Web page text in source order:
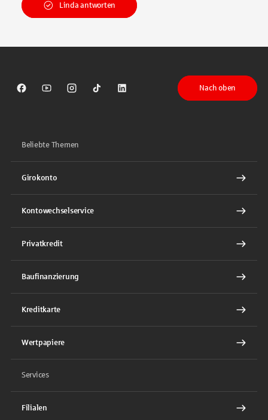
Linda antworten
Sparkasse auf Facebook
Sparkasse auf Youtube
Sparkasse auf Instagram
Sparkasse auf TikTok
Sparkasse auf LinkedIn
Nach oben
Beliebte Themen
Girokonto
Kontowechselservice
Privatkredit
Baufinanzierung
Kreditkarte
Wertpapiere
Services
Filialen